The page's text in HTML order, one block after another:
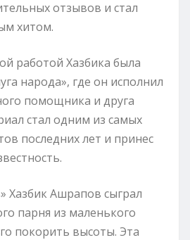
отзывов и стал
хитом.
работой Хазбика была
народа», где он исполнил
помощника и друга
стал одним из самых
последних лет и принес
Хазбик Ашрапов сыграл
парня из маленького
покорить высоты. Эта